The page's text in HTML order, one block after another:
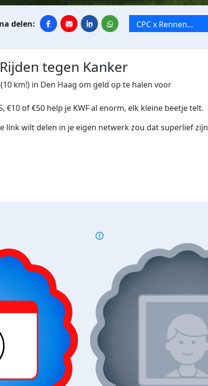
CPC x Rennen
tegen Kanker
tegen Kanker
km!) in Den Haag om geld op te halen voor
€10 of €50 help je KWF al enorm, elk kleine beetje telt.
link wilt delen in je eigen netwerk zou dat superlief zijn